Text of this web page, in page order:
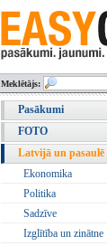
Meklētājs:
Pasākumi
FOTO
Latvijā un pasaulē
Ekonomika
Politika
Sadzīve
Izglītība un zinātne